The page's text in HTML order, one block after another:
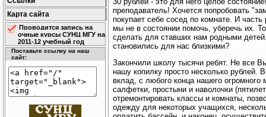
Карта сайта
Проводится запись на
очные курсы СУНЦ МГУ на
2011-12 учебный год
Поставьте ссылку на наш
сайт:
преподаватель! Хочется попробовать
покупает себе сосед по комнате. И
мы не в состоянии помочь, уберечь их.
сделать для ставших нам родными
становились для нас близкими?
Закончили школу тысячи ребят. Не все
нашу копилку просто несколько
вклад, с любого конца нашего
салфетки, простыни и наволочки
отремонтировать классы и комнаты,
одежду для некоторых учащихся,